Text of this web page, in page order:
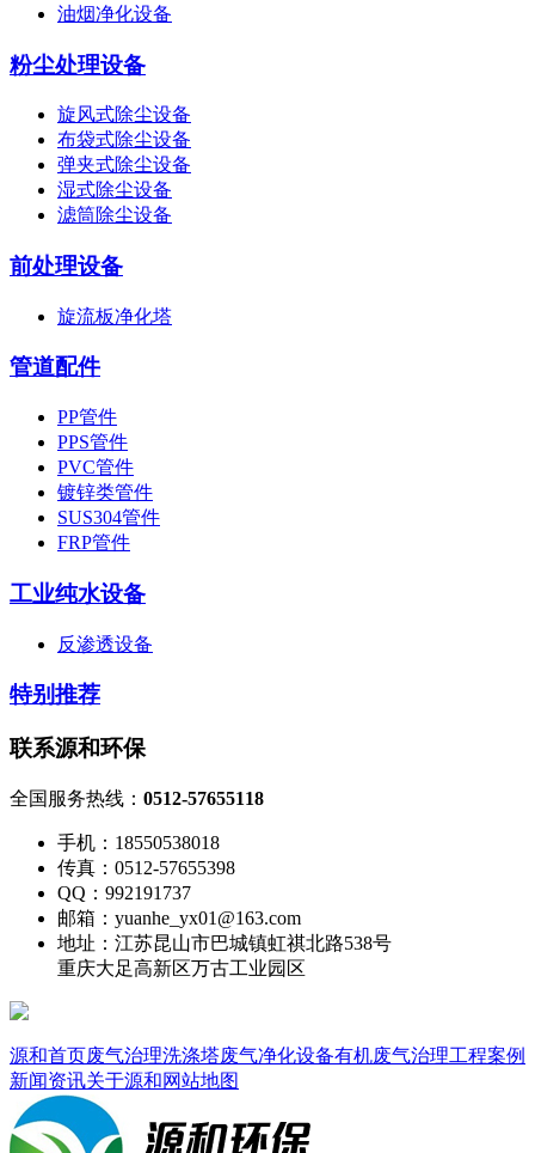
油烟净化设备
粉尘处理设备
旋风式除尘设备
布袋式除尘设备
弹夹式除尘设备
湿式除尘设备
滤筒除尘设备
前处理设备
旋流板净化塔
管道配件
PP管件
PPS管件
PVC管件
镀锌类管件
SUS304管件
FRP管件
工业纯水设备
反渗透设备
特别推荐
联系源和环保
全国服务热线： 0512-57655118
手机：18550538018
传真：0512-57655398
QQ：992191737
邮箱：yuanhe_yx01@163.com
地址：江苏昆山市巴城镇虹祺北路538号
重庆大足高新区万古工业园区
源和首页废气治理洗涤塔废气净化设备有机废气治理工程案例
新闻资讯关于源和网站地图